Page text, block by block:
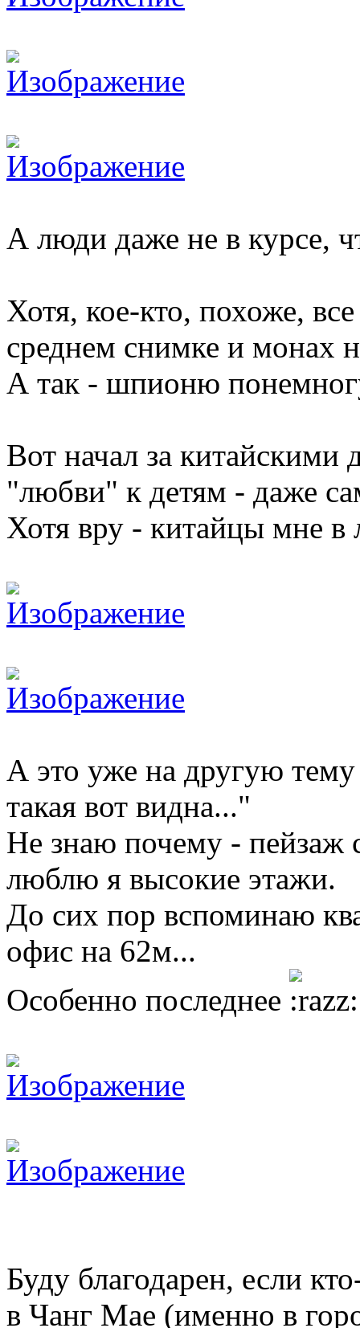
А люди даже не в курсе,
Хотя, кое-кто, похоже,
среднем снимке и монах
А так - шпионю
Вот начал за
"любви" к детям - даже
Хотя вру - китайцы мне в
А это уже на другую
такая вот видна..."
Не знаю почему - пейзаж
люблю я высокие этажи.
До сих пор вспоминаю
офис на 62м...
Особенно последнее
Буду благодарен, если
в Чанг Мае (именно в